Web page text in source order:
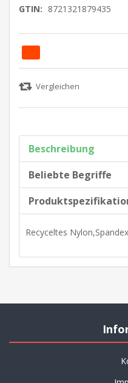
GTIN: 8721321879435
Beschreibung
Beliebte Begriffe
Recyceltes Nylon,Spandex